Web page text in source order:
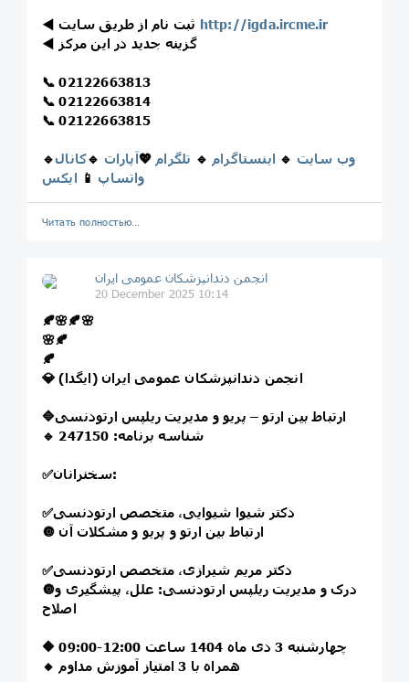
◀️
http://igda.ircme.ir
◀️ گزینه جدید در این مرکز
📞 02122663813
📞 02122663814
📞 02122663815
🔹 وب سایت 🔹 اینستاگرام 🔹 تلگرام 💖آپارات 🔹کانال
واتساپ 📱 ایکس
Читать полностью…
انجمن دندانپزشکان عمومی ایران
20 December 2025 10:14
🍂🌸🍂🌸
🌸🍂
🍂
💎 انجمن دندانپزشکان عمومی ایران (ایگدا)
🔷ارتباط بین ارتو – پریو و مدیریت ریلپس ارتودنسی
🔹 شناسه برنامه: 247150
✅سخنرانان:
✅دکتر شیوا شیوایی، متخصص ارتودنسی
🔘 ارتباط بین ارتو و پریو و مشکلات آن
✅دکتر مریم شیرازی، متخصص ارتودنسی
🔘درک و مدیریت ریلپس ارتودنسی: علل، پیشگیری و
اصلاح
🔶 چهارشنبه 3 دی ماه 1404 ساعت 12:00-09:00
🔸 همراه با 3 امتیاز آموزش مداوم